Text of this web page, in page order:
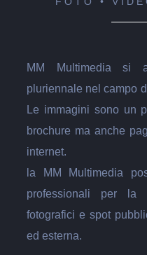
MM Multimedia si
pluriennale nel campo
Le immagini sono un
brochure ma anche
internet.
la MM Multimedia
professionali per la
fotografici e spot
ed esterna.